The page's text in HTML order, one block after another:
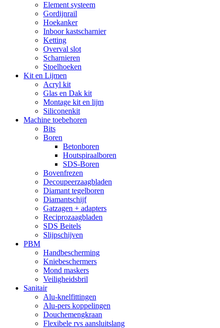
Element systeem
Gordijnrail
Hoekanker
Inboor kastscharnier
Ketting
Overval slot
Scharnieren
Stoelhoeken
Kit en Lijmen
Acryl kit
Glas en Dak kit
Montage kit en lijm
Siliconenkit
Machine toebehoren
Bits
Boren
Betonboren
Houtspiraalboren
SDS-Boren
Bovenfrezen
Decoupeerzaagbladen
Diamant tegelboren
Diamantschijf
Gatzagen + adapters
Reciprozaagbladen
SDS Beitels
Slijpschijven
PBM
Handbescherming
Kniebeschermers
Mond maskers
Veiligheidsbril
Sanitair
Alu-knelfittingen
Alu-pers koppelingen
Douchemengkraan
Flexibele rvs aansluitslang